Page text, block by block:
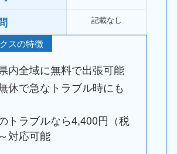
記載なし
スの特徴
内全域に無料で出張可能
休で急なトラブル時にも
トラブルなら4,400円（税
対応可能